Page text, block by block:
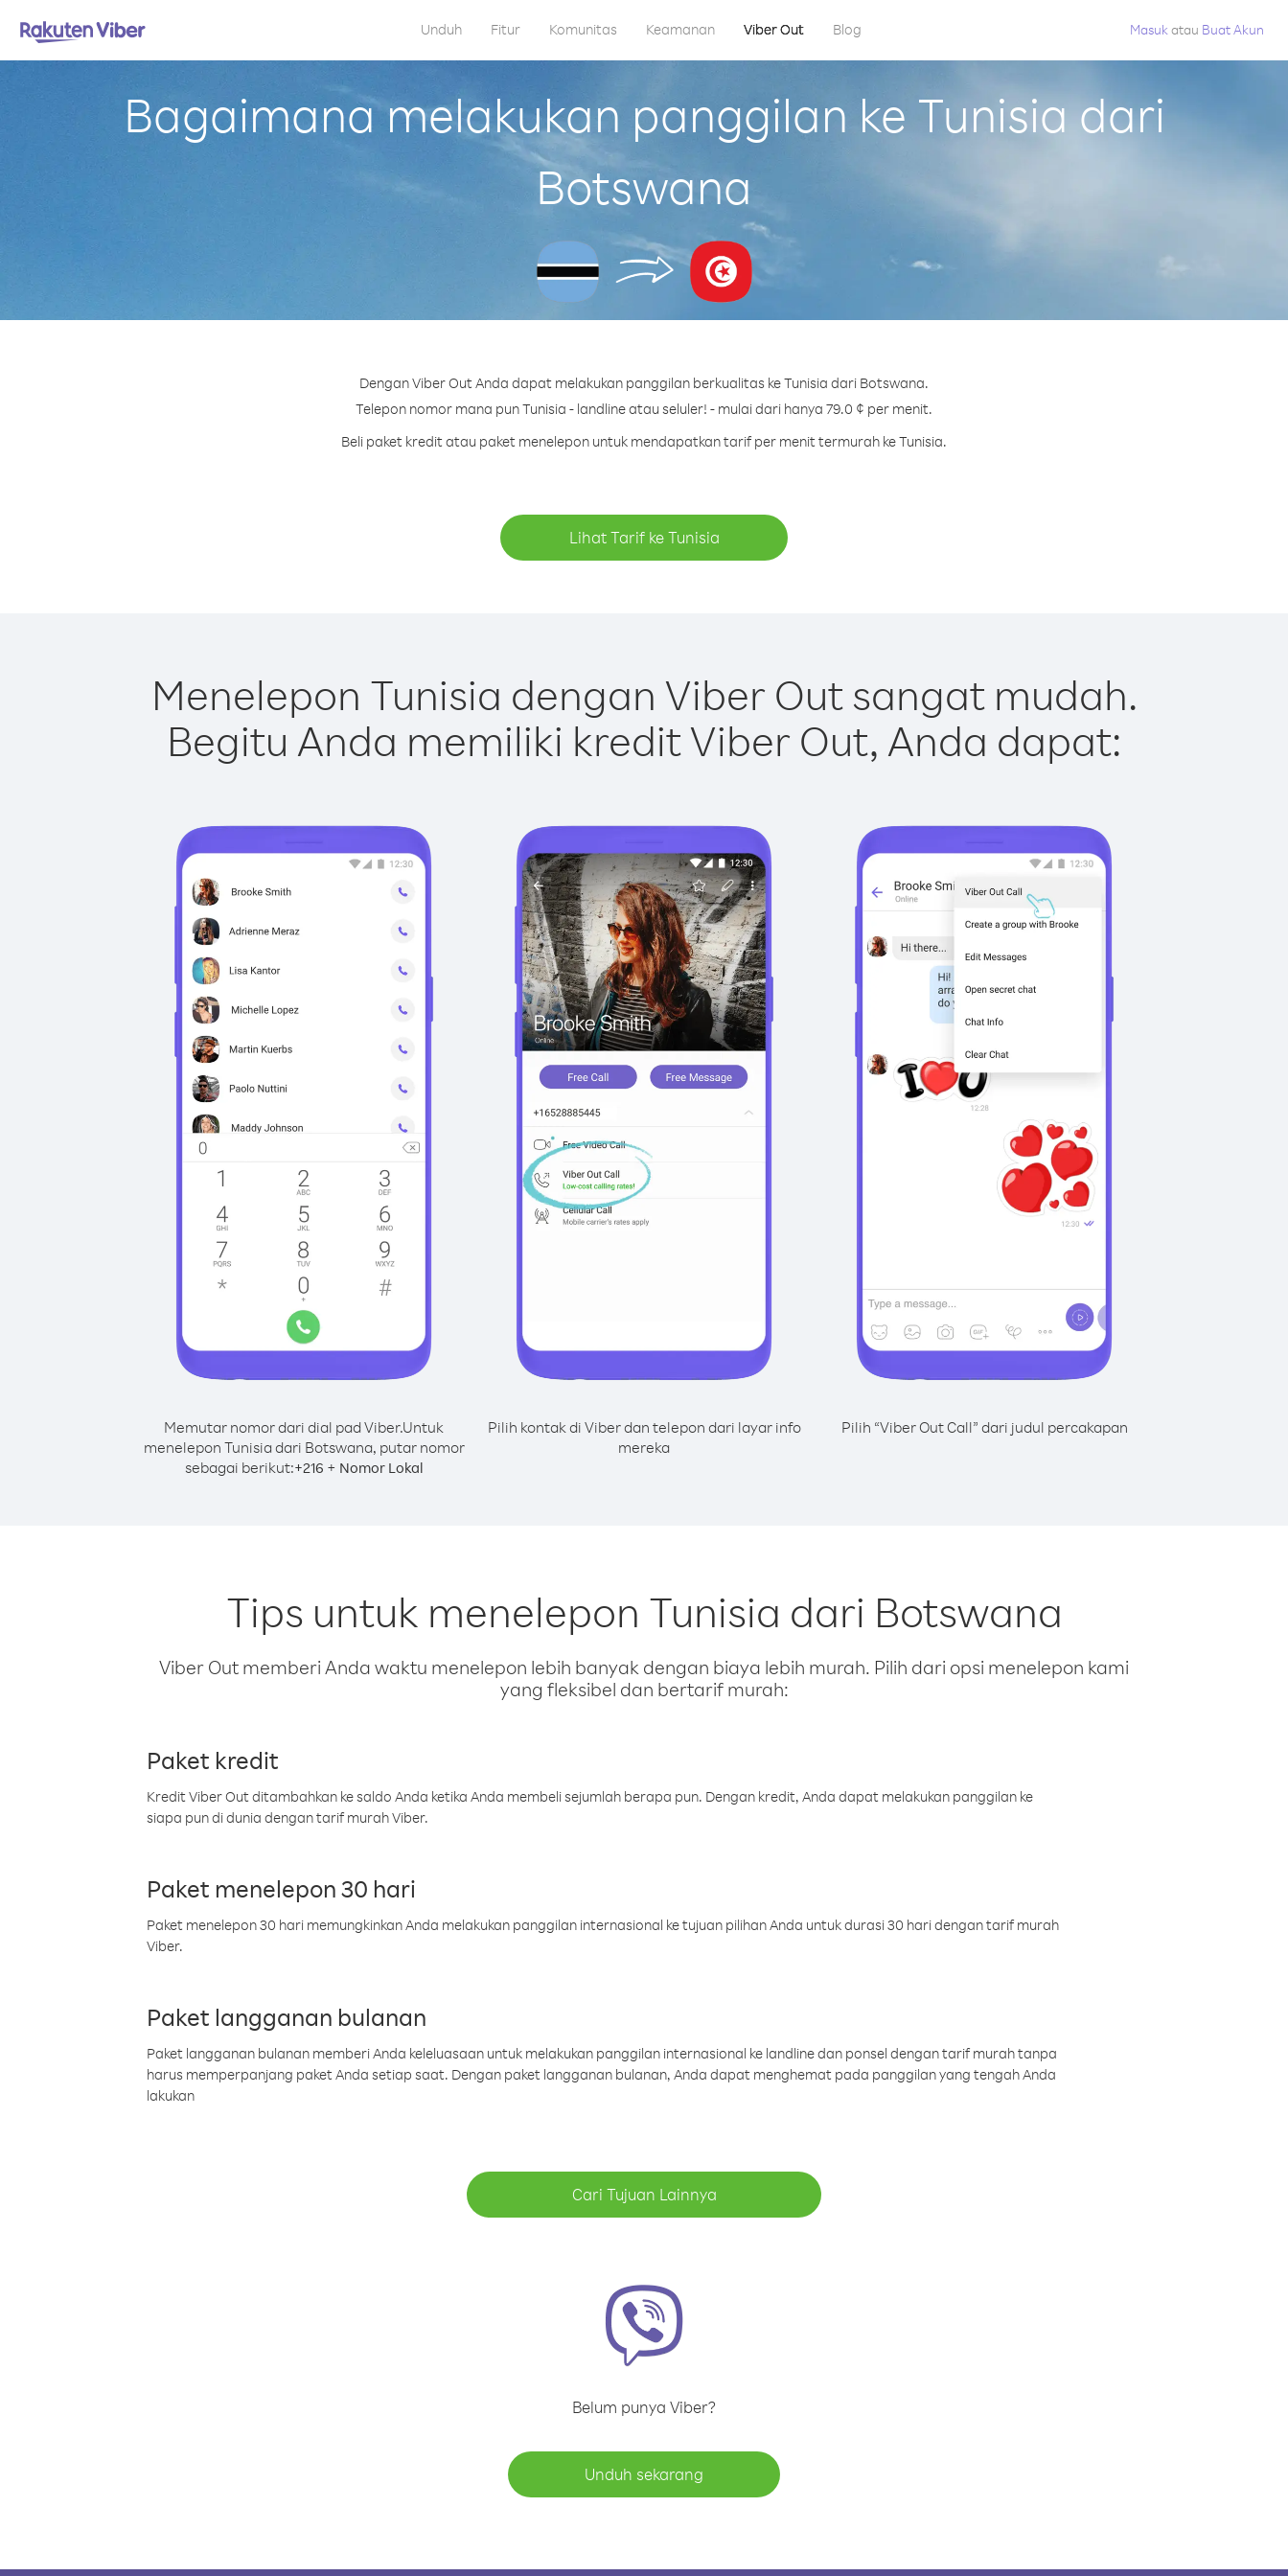
Unduh Fitur Komunitas Keamanan Viber Out Blog Masuk atau Buat Akun
Bagaimana melakukan panggilan ke Tunisia dari
Botswana
Dengan Viber Out Anda dapat melakukan panggilan berkualitas ke Tunisia dari Botswana.
Telepon nomor mana pun Tunisia - landline atau seluler! - mulai dari hanya 79.0 ¢ per menit.
Beli paket kredit atau paket menelepon untuk mendapatkan tarif per menit termurah ke Tunisia.
Lihat Tarif ke Tunisia
Menelepon Tunisia dengan Viber Out sangat mudah.
Begitu Anda memiliki kredit Viber Out, Anda dapat:
Memutar nomor dari dial pad Viber.Untuk
menelepon Tunisia dari Botswana, putar nomor
sebagai berikut:+216 + Nomor Lokal
Pilih kontak di Viber dan telepon dari layar info
mereka
Pilih “Viber Out Call” dari judul percakapan
Tips untuk menelepon Tunisia dari Botswana
Viber Out memberi Anda waktu menelepon lebih banyak dengan biaya lebih murah. Pilih dari opsi menelepon kami
yang fleksibel dan bertarif murah:
Paket kredit
Kredit Viber Out ditambahkan ke saldo Anda ketika Anda membeli sejumlah berapa pun. Dengan kredit, Anda dapat melakukan panggilan ke
siapa pun di dunia dengan tarif murah Viber.
Paket menelepon 30 hari
Paket menelepon 30 hari memungkinkan Anda melakukan panggilan internasional ke tujuan pilihan Anda untuk durasi 30 hari dengan tarif murah
Viber.
Paket langganan bulanan
Paket langganan bulanan memberi Anda keleluasaan untuk melakukan panggilan internasional ke landline dan ponsel dengan tarif murah tanpa
harus memperpanjang paket Anda setiap saat. Dengan paket langganan bulanan, Anda dapat menghemat pada panggilan yang tengah Anda
lakukan
Cari Tujuan Lainnya
Belum punya Viber?
Unduh sekarang